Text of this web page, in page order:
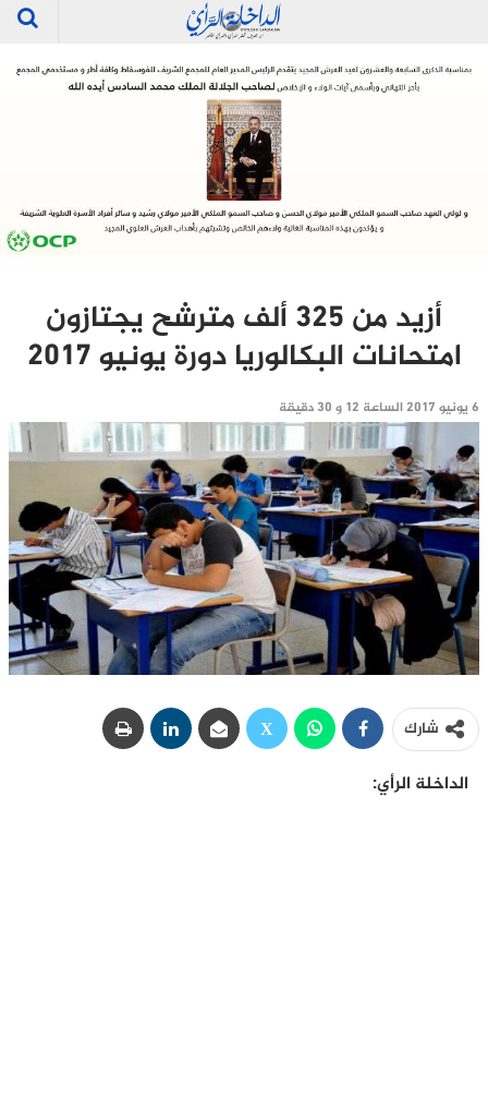
أزيد من 325 ألف مترشح يجتازون
امتحانات البكالوريا دورة يونيو 2017
6 يونيو 2017 الساعة 12 و 30 دقيقة
شارك
الداخلة الرأي: